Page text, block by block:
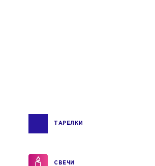
ТАРЕЛКИ
СВЕЧИ